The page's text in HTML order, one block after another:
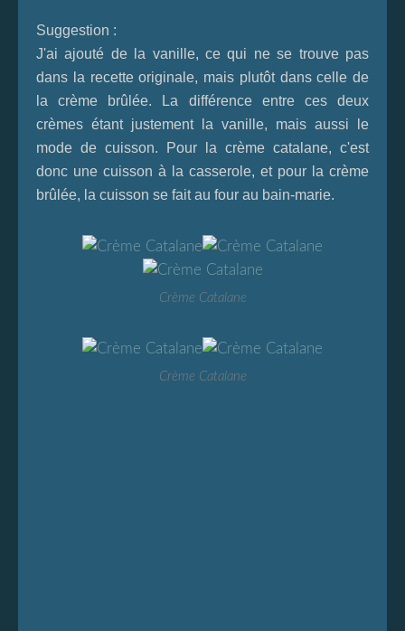
Suggestion :
J'ai ajouté de la vanille, ce qui ne se trouve pas
dans la recette originale, mais plutôt dans celle de
la crème brûlée. La différence entre ces deux
crèmes étant justement la vanille, mais aussi le
mode de cuisson. Pour la crème catalane, c'est
donc une cuisson à la casserole, et pour la crème
brûlée, la cuisson se fait au four au bain-marie.
Crème Catalane
Crème Catalane